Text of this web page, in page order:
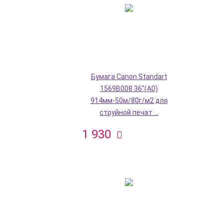
Бумага Canon Standart
1569B008 36"(A0)
914мм-50м/80г/м2 для
струйной печат ...
1 930